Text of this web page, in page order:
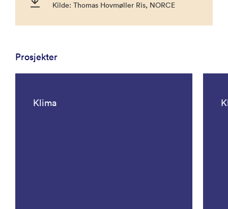
Kilde: Thomas Hovmøller Ris, NORCE
Prosjekter
Klima